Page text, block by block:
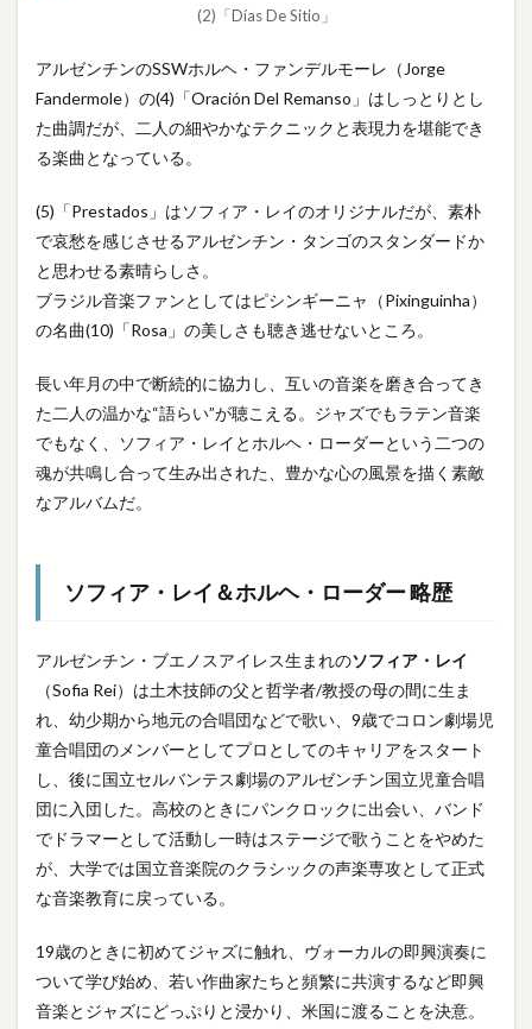
(2)「Días De Sitio」
アルゼンチンのSSWホルヘ・ファンデルモーレ（Jorge
Fandermole）の(4)「Oración Del Remanso」はしっとりとし
た曲調だが、二人の細やかなテクニックと表現力を堪能でき
る楽曲となっている。
(5)「Prestados」はソフィア・レイのオリジナルだが、素朴
で哀愁を感じさせるアルゼンチン・タンゴのスタンダードか
と思わせる素晴らしさ。
ブラジル音楽ファンとしてはピシンギーニャ（Pixinguinha）
の名曲(10)「Rosa」の美しさも聴き逃せないところ。
長い年月の中で断続的に協力し、互いの音楽を磨き合ってき
た二人の温かな“語らい”が聴こえる。ジャズでもラテン音楽
でもなく、ソフィア・レイとホルヘ・ローダーという二つの
魂が共鳴し合って生み出された、豊かな心の風景を描く素敵
なアルバムだ。
ソフィア・レイ＆ホルヘ・ローダー 略歴
アルゼンチン・ブエノスアイレス生まれのソフィア・レイ
（Sofia Rei）は土木技師の父と哲学者/教授の母の間に生ま
れ、幼少期から地元の合唱団などで歌い、9歳でコロン劇場児
童合唱団のメンバーとしてプロとしてのキャリアをスタート
し、後に国立セルバンテス劇場のアルゼンチン国立児童合唱
団に入団した。高校のときにパンクロックに出会い、バンド
でドラマーとして活動し一時はステージで歌うことをやめた
が、大学では国立音楽院のクラシックの声楽専攻として正式
な音楽教育に戻っている。
19歳のときに初めてジャズに触れ、ヴォーカルの即興演奏に
ついて学び始め、若い作曲家たちと頻繁に共演するなど即興
音楽とジャズにどっぷりと浸かり、米国に渡ることを決意。